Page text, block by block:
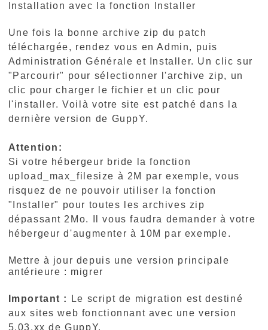
Installation avec la fonction Installer
Une fois la bonne archive zip du patch
téléchargée, rendez vous en Admin, puis
Administration Générale et Installer. Un clic sur
"Parcourir" pour sélectionner l'archive zip, un
clic pour charger le fichier et un clic pour
l'installer. Voilà votre site est patché dans la
dernière version de GuppY.
Attention:
Si votre hébergeur bride la fonction
upload_max_filesize à 2M par exemple, vous
risquez de ne pouvoir utiliser la fonction
"Installer" pour toutes les archives zip
dépassant 2Mo. Il vous faudra demander à votre
hébergeur d'augmenter à 10M par exemple.
Mettre à jour depuis une version principale
antérieure : migrer
Important :
Le script de migration est destiné
aux sites web fonctionnant avec une version
5.03.xx de GuppY.